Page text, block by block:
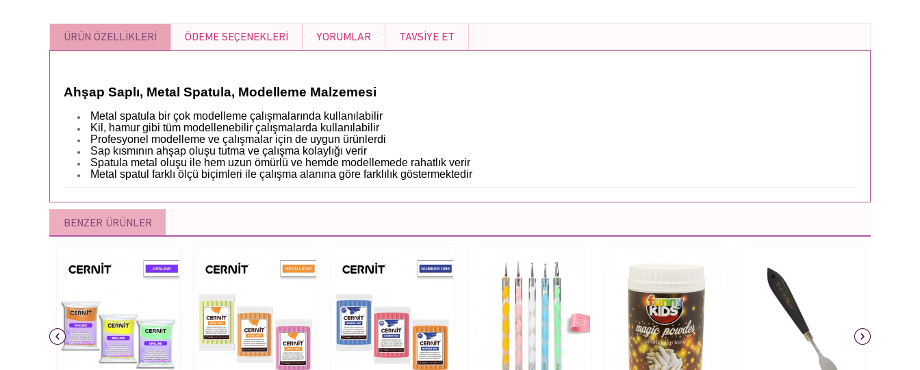
ÜRÜN ÖZELLIKLERI ÖDEME SEÇENEKLERI YORUMLAR TAVSIYE ET
Ahşap Saplı, Metal Spatula, Modelleme Malzemesi
Metal spatula bir çok modelleme çalışmalarında kullanılabilir
Kil, hamur gibi tüm modellenebilir çalışmalarda kullanılabilir
Profesyonel modelleme ve çalışmalar için de uygun ürünlerdi
Sap kısmının ahşap oluşu tutma ve çalışma kolaylığı verir
Spatula metal oluşu ile hem uzun ömürlü ve hemde modellemede rahatlık verir
Metal spatul farklı ölçü biçimleri ile çalışma alanına göre farklılık göstermektedir
BENZER ÜRÜNLER